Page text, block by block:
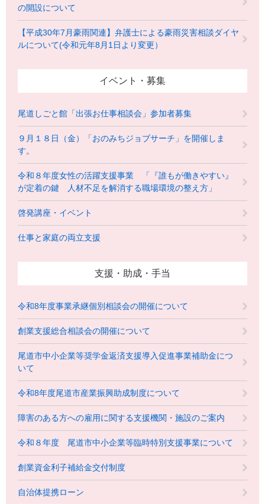
の開設について
【平成30年7月豪雨関連】弁護士による豪雨災害相談ダイヤ
ルについて(令和元年8月1日より変更）
イベント・募集
尾道しごと館「出張お仕事相談会」参加者募集
９月１８日（金）「おのみちジョブサーチ」を開催しま
す。
令和８年度女性の活躍支援事業 「『誰もが働きやすい』
が定着の鍵 人材不足を解消する職場環境の整え方」
啓発講座・イベント
仕事と家庭の両立支援
支援・助成・手当
令和8年度事業承継個別相談会の開催について
創業支援総合相談会の開催について
尾道市中小企業等奨学金返済支援導入促進事業補助金につ
いて
令和8年度尾道市産業振興助成制度について
障害のある方への雇用に関する支援機関・施設のご案内
令和８年度 尾道市中小企業等臨時特別支援事業について
創業資金利子補給金交付制度
自治体提携ローン